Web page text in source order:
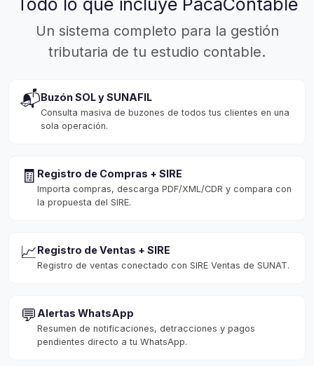
Un sistema completo para la gestión
tributaria de tu estudio contable.
📬Buzón SOL y SUNAFIL
Consulta masiva de buzones de todos tus clientes en una
sola operación.
🧾 Registro de Compras + SIRE
Importa compras, descarga PDF/XML/CDR y compara con
la propuesta del SIRE.
📈Registro de Ventas + SIRE
Registro de ventas conectado con SIRE Ventas de SUNAT.
💬 Alertas WhatsApp
Resumen de notificaciones, detracciones y pagos
pendientes directo a tu WhatsApp.